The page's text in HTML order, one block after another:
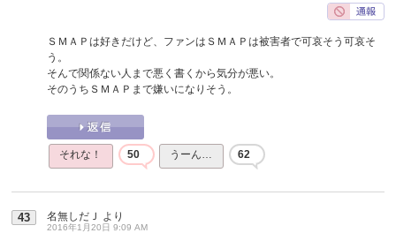
ＳＭＡＰは好きだけど、ファンはＳＭＡＰは被害者で可哀そう可哀そ
う。
そんで関係ない人まで悪く書くから気分が悪い。
そのうちＳＭＡＰまで嫌いになりそう。
それな！ 50 うーん… 62
43 名無しだＪ より
2016年1月20日 9:09 AM